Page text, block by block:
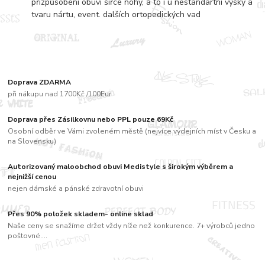
Doprava ZDARMA
při nákupu nad 1700Kč /100Eur
Doprava přes Zásilkovnu nebo PPL pouze 69Kč
Osobní odběr ve Vámi zvoleném městě (nejvíce výdejních míst v Česku a
na Slovensku)
Autorizovaný maloobchod obuvi Medistyle s širokým výběrem a
nejnižší cenou
nejen dámské a pánské zdravotní obuvi
Přes 90% položek skladem- online sklad
Naše ceny se snažíme držet vždy níže než konkurence. 7+ výrobců jedno
poštovné....
tvaru nártu, event. dalších ortopedických vad